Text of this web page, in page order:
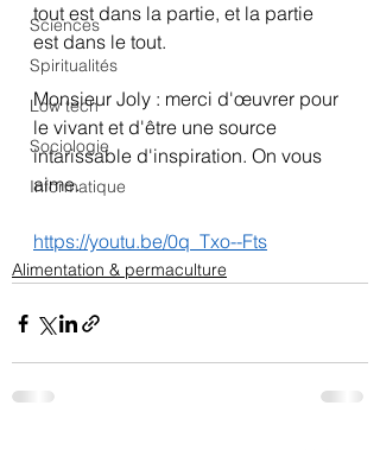
Sciences
Spiritualités
Low tech
Sociologie
Informatique
tout est dans la partie, et la partie
est dans le tout.
Monsieur Joly : merci d'œuvrer pour
le vivant et d'être une source
intarissable d'inspiration. On vous
aime.
https://youtu.be/0q_Txo--Fts
Alimentation & permaculture